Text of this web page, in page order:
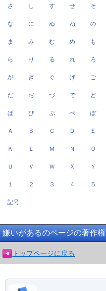
さ し す せ そ
な に ぬ ね の
ま み む め も
ら り る れ ろ
が ぎ ぐ げ ご
だ ぢ づ で ど
ぱ ぴ ぷ ぺ ぽ
Ａ Ｂ Ｃ Ｄ Ｅ
Ｋ Ｌ Ｍ Ｎ Ｏ
Ｕ Ｖ Ｗ Ｘ Ｙ
１ ２ ３ ４ ５
記号
嫌いがあるのページの著作権
トップページに戻る